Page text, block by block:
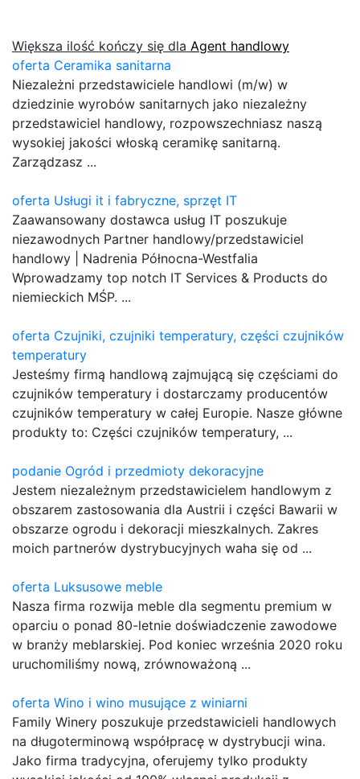
Większa ilość kończy się dla Agent handlowy
oferta Ceramika sanitarna
Niezależni przedstawiciele handlowi (m/w) w
dziedzinie wyrobów sanitarnych jako niezależny
przedstawiciel handlowy, rozpowszechniasz naszą
wysokiej jakości włoską ceramikę sanitarną.
Zarządzasz ...
oferta Usługi it i fabryczne, sprzęt IT
Zaawansowany dostawca usług IT poszukuje
niezawodnych Partner handlowy/przedstawiciel
handlowy | Nadrenia Północna-Westfalia
Wprowadzamy top notch IT Services & Products do
niemieckich MŚP. ...
oferta Czujniki, czujniki temperatury, części czujników
temperatury
Jesteśmy firmą handlową zajmującą się częściami do
czujników temperatury i dostarczamy producentów
czujników temperatury w całej Europie. Nasze główne
produkty to: Części czujników temperatury, ...
podanie Ogród i przedmioty dekoracyjne
Jestem niezależnym przedstawicielem handlowym z
obszarem zastosowania dla Austrii i części Bawarii w
obszarze ogrodu i dekoracji mieszkalnych. Zakres
moich partnerów dystrybucyjnych waha się od ...
oferta Luksusowe meble
Nasza firma rozwija meble dla segmentu premium w
oparciu o ponad 80-letnie doświadczenie zawodowe
w branży meblarskiej. Pod koniec września 2020 roku
uruchomiliśmy nową, zrównoważoną ...
oferta Wino i wino musujące z winiarni
Family Winery poszukuje przedstawicieli handlowych
na długoterminową współpracę w dystrybucji wina.
Jako firma tradycyjna, oferujemy tylko produkty